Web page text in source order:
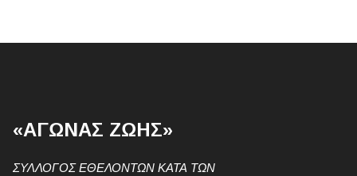
«ΑΓΩΝΑΣ ΖΩΗΣ»
ΣΥΛΛΟΓΟΣ ΕΘΕΛΟΝΤΩΝ ΚΑΤΑ ΤΩΝ